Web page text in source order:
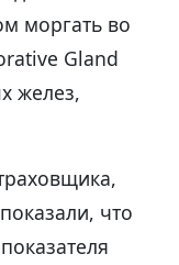
моргать во
Gland
желез,
что